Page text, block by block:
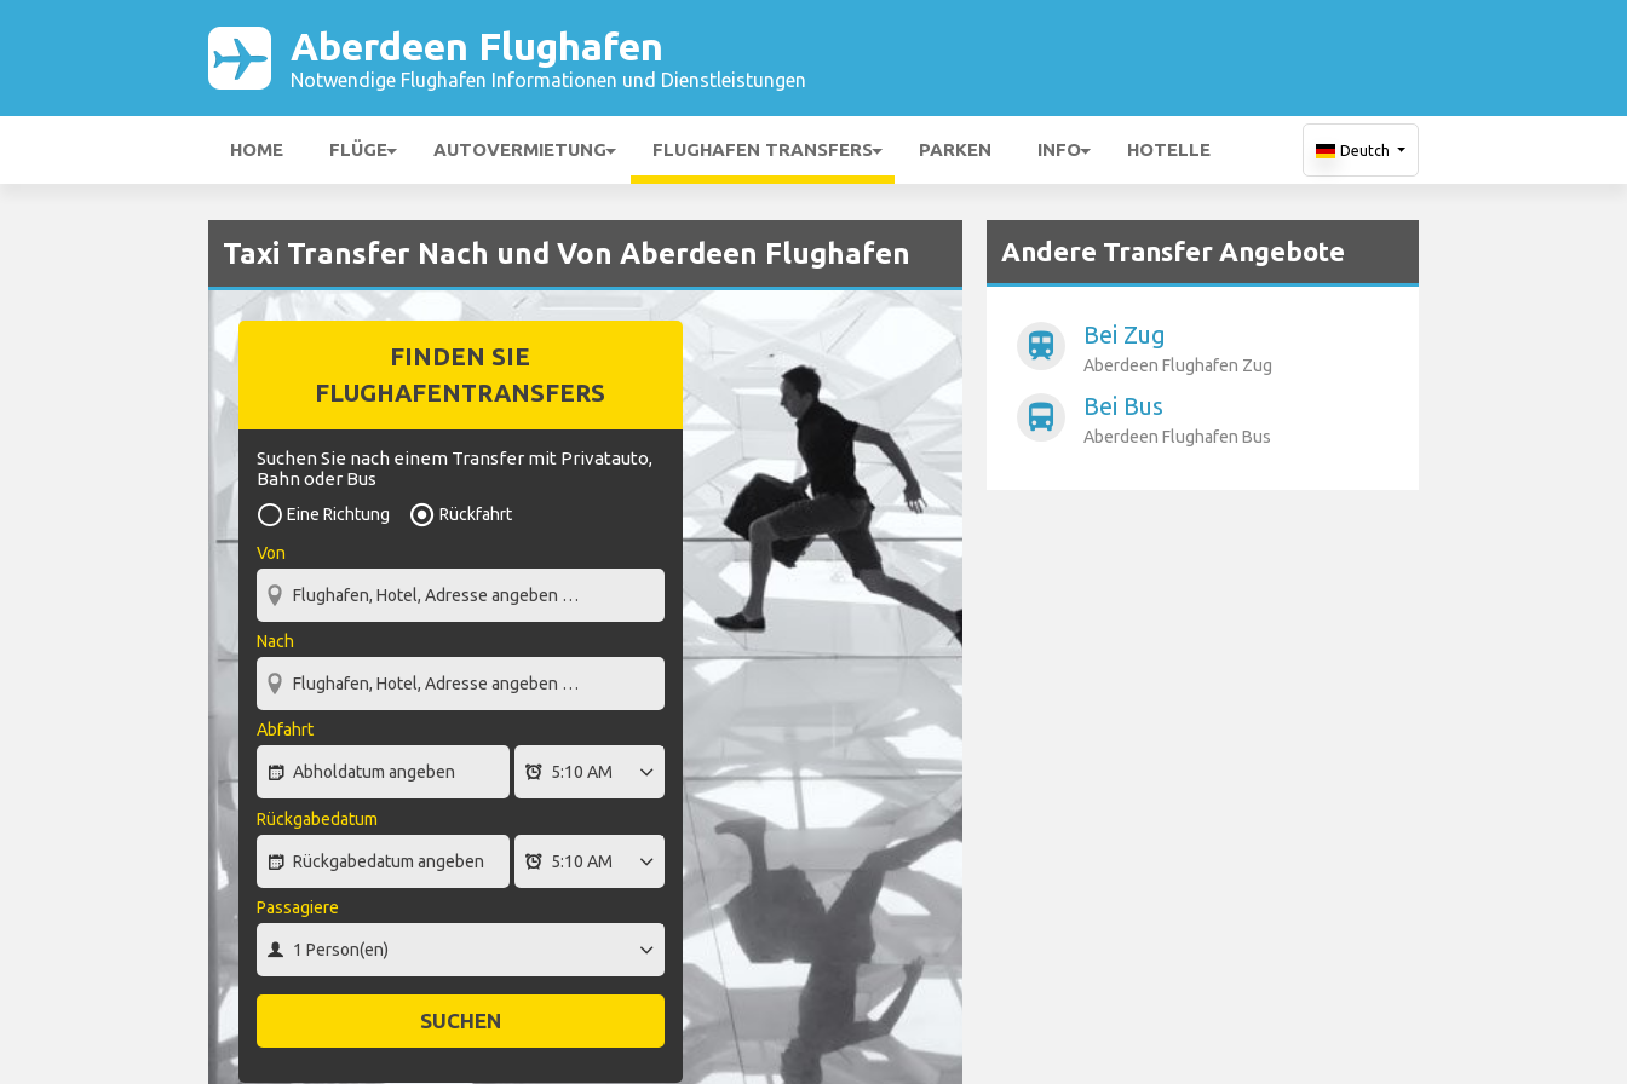
Aberdeen Flughafen
Notwendige Flughafen Informationen und Dienstleistungen
HOME FLÜGE AUTOVERMIETUNG FLUGHAFEN TRANSFERS PARKEN INFO HOTELLE Deutch
Taxi Transfer Nach und Von Aberdeen Flughafen
FINDEN SIE
FLUGHAFENTRANSFERS
Suchen Sie nach einem Transfer mit Privatauto,
Bahn oder Bus
Eine Richtung
Rückfahrt
Von
Nach
Abfahrt
Rückgabedatum
Passagiere
SUCHEN
Andere Transfer Angebote
train Bei Zug
Aberdeen Flughafen Zug
directions_bus Bei Bus
Aberdeen Flughafen Bus